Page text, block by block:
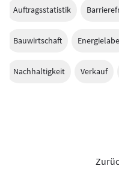
Auftragsstatistik
Bauwirtschaft
Nachhaltigkeit Verkauf